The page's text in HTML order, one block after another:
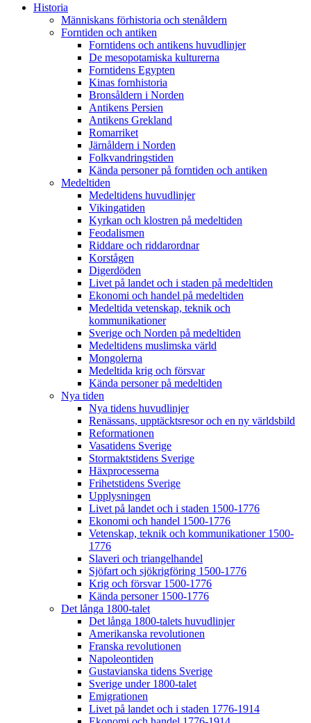
Historia
Människans förhistoria och stenåldern
Forntiden och antiken
Forntidens och antikens huvudlinjer
De mesopotamiska kulturerna
Forntidens Egypten
Kinas fornhistoria
Bronsåldern i Norden
Antikens Persien
Antikens Grekland
Romarriket
Järnåldern i Norden
Folkvandringstiden
Kända personer på forntiden och antiken
Medeltiden
Medeltidens huvudlinjer
Vikingatiden
Kyrkan och klostren på medeltiden
Feodalismen
Riddare och riddarordnar
Korstågen
Digerdöden
Livet på landet och i staden på medeltiden
Ekonomi och handel på medeltiden
Medeltida vetenskap, teknik och
kommunikationer
Sverige och Norden på medeltiden
Medeltidens muslimska värld
Mongolerna
Medeltida krig och försvar
Kända personer på medeltiden
Nya tiden
Nya tidens huvudlinjer
Renässans, upptäcktsresor och en ny världsbild
Reformationen
Vasatidens Sverige
Stormaktstidens Sverige
Häxprocesserna
Frihetstidens Sverige
Upplysningen
Livet på landet och i staden 1500-1776
Ekonomi och handel 1500-1776
Vetenskap, teknik och kommunikationer 1500-
1776
Slaveri och triangelhandel
Sjöfart och sjökrigföring 1500-1776
Krig och försvar 1500-1776
Kända personer 1500-1776
Det långa 1800-talet
Det långa 1800-talets huvudlinjer
Amerikanska revolutionen
Franska revolutionen
Napoleontiden
Gustavianska tidens Sverige
Sverige under 1800-talet
Emigrationen
Livet på landet och i staden 1776-1914